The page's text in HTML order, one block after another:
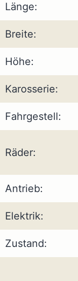
Länge:
Breite:
Höhe:
Karosserie:
Fahrgestell:
Räder:
Antrieb:
Elektrik:
Zustand: